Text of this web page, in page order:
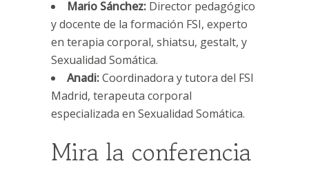
Mario Sánchez: Director pedagógico
y docente de la formación FSI, experto
en terapia corporal, shiatsu, gestalt, y
Sexualidad Somática.
Anadi:Coordinadora y tutora del FSI
Madrid, terapeuta corporal
especializada en Sexualidad Somática.
Mira la conferencia